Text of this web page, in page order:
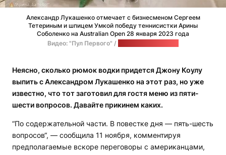
Александр Лукашенко отмечает с бизнесменом Сергеем
Тетериным и шпицем Умкой победу теннисистки Арины
Соболенко на Australian Open 28 января 2023 года
Видео: "Пул Первого" /
Неясно, сколько рюмок водки придется Джону Коулу
выпить с Александром Лукашенко на этот раз, но уже
известно, что тот заготовил для гостя меню из пяти-
шести вопросов. Давайте прикинем каких.
“По содержательной части. В повестке дня — пять-шесть
вопросов“, — сообщила 11 ноября, комментируя
предполагаемые вскоре переговоры с американцами,